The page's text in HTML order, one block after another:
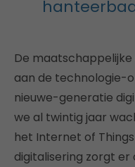
De
aan de technologie-
nieuwe-generatie
we al twintig jaar
het Internet of
digitalisering zorgt